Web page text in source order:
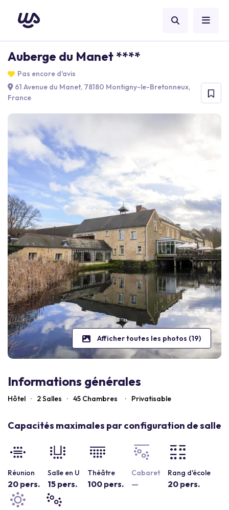
Auberge du Manet ****
Pas encore d'avis
61 Avenue du Manet, 78180 Montigny-le-Bretonneux,
France
Afficher toutes les photos (19)
Informations générales
Hôtel · 2 Salles · 45 Chambres · Privatisable
Capacités maximales par configuration de salle
Réunion
20 pers.
Salle en U
15 pers.
Théâtre
100 pers.
Cabaret
—
Rang d'école
20 pers.